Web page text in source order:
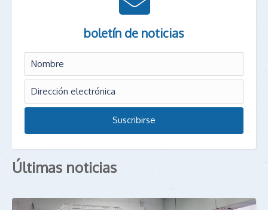
boletín de noticias
Últimas noticias